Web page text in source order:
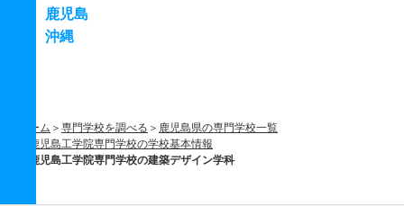
鹿児島
沖縄
ホーム 専門学校を調べる
鹿児島県の専門学校一覧
鹿児島工学院専門学校の学校基本情報
鹿児島工学院専門学校の建築デザイン学科